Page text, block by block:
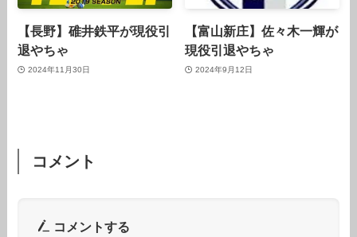
【長野】碓井鉄平が現役引
退やちゃ
2024年11月30日
【富山新庄】佐々木一輝が
現役引退やちゃ
2024年9月12日
コメント
コメントする